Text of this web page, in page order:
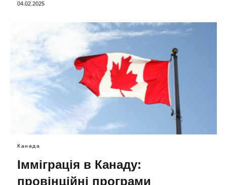
04.02.2025
Канада
Імміграція в Канаду:
провінційні програми